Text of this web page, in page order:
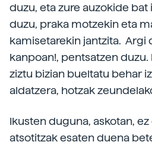
duzu, eta zure auzokide
duzu, praka motzekin eta
kamisetarekin jantzita. Argi
kanpoan!, pentsatzen duzu.
ziztu bizian bueltatu behar
aldatzera, hotzak
Ikusten duguna, askotan,
atsotitzak esaten duena